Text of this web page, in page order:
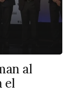
al
el